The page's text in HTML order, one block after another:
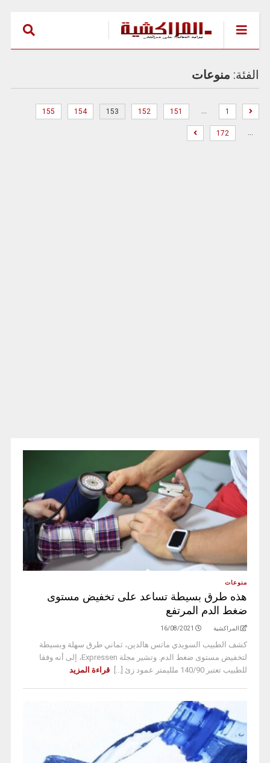
الفئة: منوعات
1
…
151
152
153
154
155
…
172
منوعات
هذه طرق بسيطة تساعد على تخفيض مستوى
ضغط الدم المرتفع
المراكشية 16/08/2021
كشف الطبيب السويدي ماتس هالدين، ثماني طرق سهلة وبسيطة
لتخفيض مستوى ضغط الدم. وتشير مجلة Expressen، إلى أنه وفقا
للطبيب تعتبر 140/90 ملليمتر عمود زئ [...]
قراءة المزيد